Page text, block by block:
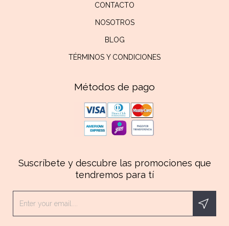
CONTACTO
NOSOTROS
BLOG
TÉRMINOS Y CONDICIONES
Métodos de pago
Suscríbete y descubre las promociones que
tendremos para tí